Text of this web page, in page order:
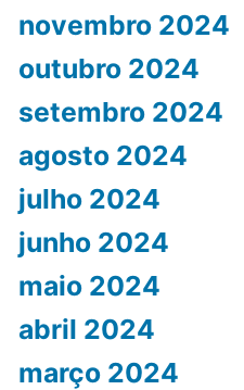
novembro 2024
outubro 2024
setembro 2024
agosto 2024
julho 2024
junho 2024
maio 2024
abril 2024
março 2024